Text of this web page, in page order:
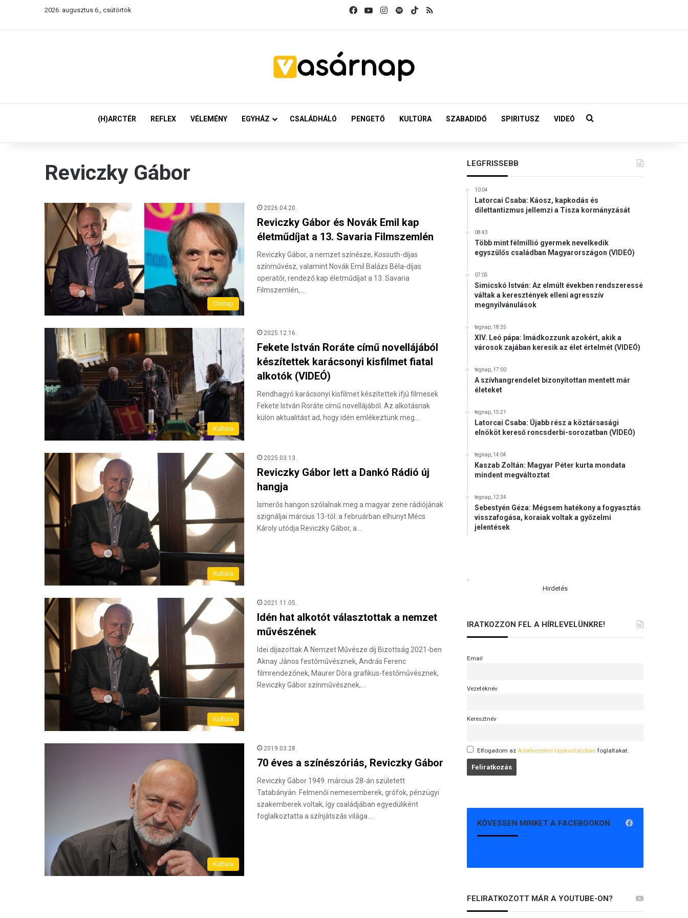
2026. augusztus 6., csütörtök FacebookYouTubeInstagram
SpotifyTikTok
(H)ARCTÉR REFLEX VÉLEMÉNY EGYHÁZ CSALÁDHÁLÓ PENGETŐ KULTÚRA SZABADIDŐ SPIRITUSZ VIDEÓ Keresés:
Reviczky Gábor
Címlap
2026.04.20.
Reviczky Gábor és Novák Emil kap
életműdíjat a 13. Savaria Filmszemlén
Reviczky Gábor, a nemzet színésze, Kossuth-díjas
színművész, valamint Novák Emil Balázs Béla-díjas
operatőr, rendező kap életműdíjat a 13. Savaria
Filmszemlén,…
Kultúra
2025.12.16.
Fekete István Roráte című novellájából
készítettek karácsonyi kisfilmet fiatal
alkotók (VIDEÓ)
Rendhagyó karácsonyi kisfilmet készítettek ifjú filmesek
Fekete István Roráte című novellájából. Az alkotásnak
külön aktualitást ad, hogy idén emlékeztünk meg…
Kultúra
2025.03.13.
Reviczky Gábor lett a Dankó Rádió új
hangja
Ismerős hangon szólalnak meg a magyar zene rádiójának
szignáljai március 13-tól: a februárban elhunyt Mécs
Károly utódja Reviczky Gábor, a…
Kultúra
2021.11.05.
Idén hat alkotót választottak a nemzet
művészének
Idei díjazottak A Nemzet Művésze díj Bizottság 2021-ben
Aknay János festőművésznek, András Ferenc
filmrendezőnek, Maurer Dóra grafikus-festőművésznek,
Reviczky Gábor színművésznek,…
Kultúra
2019.03.28.
70 éves a színészóriás, Reviczky Gábor
Reviczky Gábor 1949. március 28-án született
Tatabányán. Felmenői nemesemberek, grófok, pénzügyi
szakemberek voltak, így családjában egyedüliként
foglalkoztatta a színjátszás világa.…
LEGFRISSEBB
10:04
Latorcai Csaba: Káosz, kapkodás és
dilettantizmus jellemzi a Tisza kormányzását
08:43
Több mint félmillió gyermek nevelkedik
egyszülős családban Magyarországon (VIDEÓ)
07:05
Simicskó István: Az elmúlt években rendszeressé
váltak a keresztények elleni agresszív
megnyilvánulások
tegnap, 18:35
XIV. Leó pápa: Imádkozzunk azokért, akik a
városok zajában keresik az élet értelmét (VIDEÓ)
tegnap, 17:00
A szívhangrendelet bizonyítottan mentett már
életeket
tegnap, 15:21
Latorcai Csaba: Újabb rész a köztársasági
elnököt kereső roncsderbi-sorozatban (VIDEÓ)
tegnap, 14:04
Kaszab Zoltán: Magyar Péter kurta mondata
mindent megváltoztat
tegnap, 12:34
Sebestyén Géza: Mégsem hatékony a fogyasztás
visszafogása, koraiak voltak a győzelmi
jelentések
.
Hirdetés
IRATKOZZON FEL A HÍRLEVELÜNKRE!
Email
Vezetéknév
Keresztnév
Elfogadom az Adatkezelési tájékoztatóban foglaltakat.
KÖVESSEN MINKET A FACEBOOKON
FELIRATKOZOTT MÁR A YOUTUBE-ON?